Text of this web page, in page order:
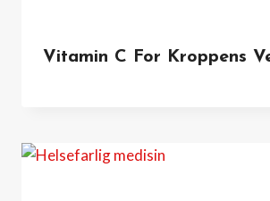
Vitamin C For Kroppens